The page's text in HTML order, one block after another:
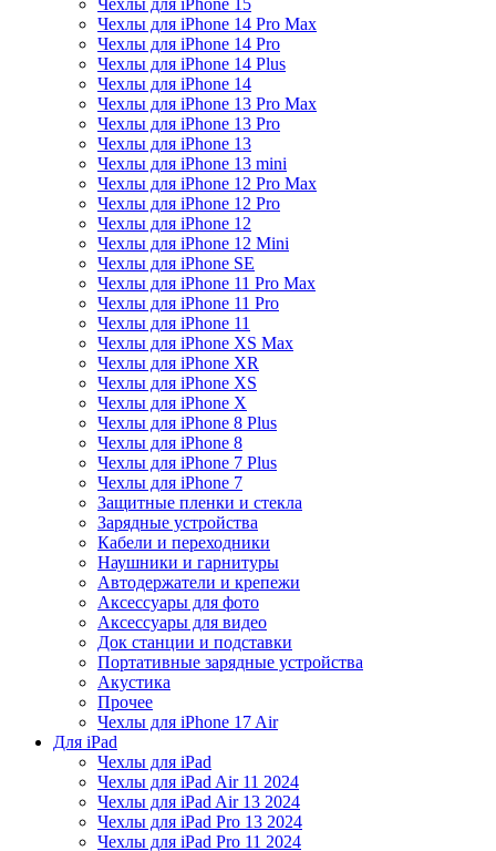
Чехлы для iPhone 15
Чехлы для iPhone 14 Pro Max
Чехлы для iPhone 14 Pro
Чехлы для iPhone 14 Plus
Чехлы для iPhone 14
Чехлы для iPhone 13 Pro Max
Чехлы для iPhone 13 Pro
Чехлы для iPhone 13
Чехлы для iPhone 13 mini
Чехлы для iPhone 12 Pro Max
Чехлы для iPhone 12 Pro
Чехлы для iPhone 12
Чехлы для iPhone 12 Mini
Чехлы для iPhone SE
Чехлы для iPhone 11 Pro Max
Чехлы для iPhone 11 Pro
Чехлы для iPhone 11
Чехлы для iPhone XS Max
Чехлы для iPhone XR
Чехлы для iPhone XS
Чехлы для iPhone X
Чехлы для iPhone 8 Plus
Чехлы для iPhone 8
Чехлы для iPhone 7 Plus
Чехлы для iPhone 7
Защитные пленки и стекла
Зарядные устройства
Кабели и переходники
Наушники и гарнитуры
Автодержатели и крепежи
Аксессуары для фото
Аксессуары для видео
Док станции и подставки
Портативные зарядные устройства
Акустика
Прочее
Чехлы для iPhone 17 Air
Для iPad
Чехлы для iPad
Чехлы для iPad Air 11 2024
Чехлы для iPad Air 13 2024
Чехлы для iPad Pro 13 2024
Чехлы для iPad Pro 11 2024